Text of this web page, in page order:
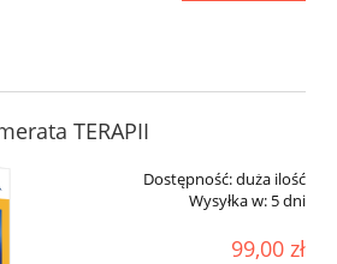
TERAPII
Dostępność:duża ilość
Wysyłka w: 5 dni
99,00 zł